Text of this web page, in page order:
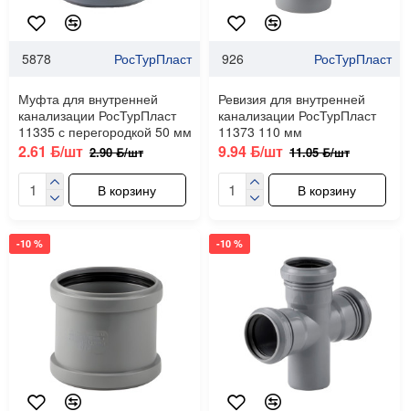
5878 РосТурПласт
Муфта для внутренней
канализации РосТурПласт
11335 с перегородкой 50 мм
2.61 ƃ/шт 2.90 ƃ/шт
В корзину
926 РосТурПласт
Ревизия для внутренней
канализации РосТурПласт
11373 110 мм
9.94 ƃ/шт 11.05 ƃ/шт
В корзину
-10 % -10 %